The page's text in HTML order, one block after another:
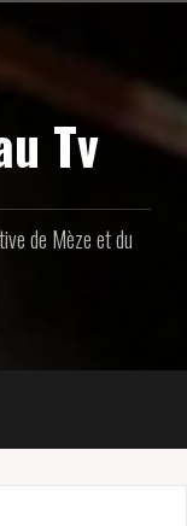
Tv
de Mèze et du